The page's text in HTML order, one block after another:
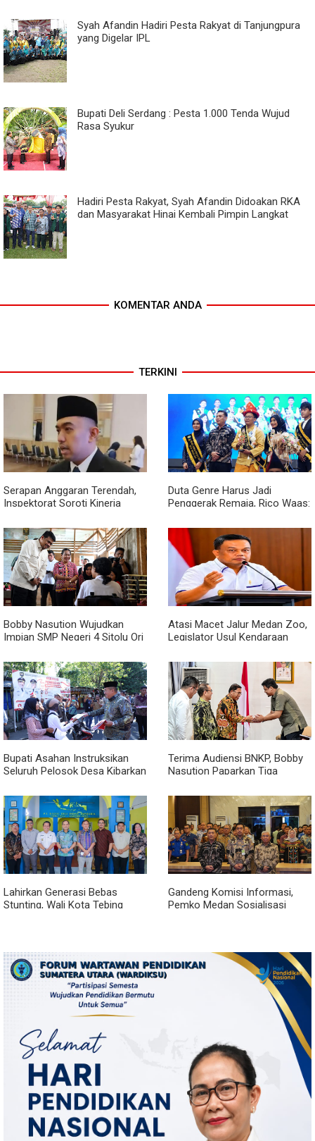
Syah Afandin Hadiri Pesta Rakyat di Tanjungpura
yang Digelar IPL
Bupati Deli Serdang : Pesta 1.000 Tenda Wujud
Rasa Syukur
Hadiri Pesta Rakyat, Syah Afandin Didoakan RKA
dan Masyarakat Hinai Kembali Pimpin Langkat
KOMENTAR ANDA
TERKINI
Serapan Anggaran Terendah,
Inspektorat Soroti Kinerja
Duta Genre Harus Jadi
Penggerak Remaja, Rico Waas:
Acara
Bobby Nasution Wujudkan
Impian SMP Negeri 4 Sitolu Ori
Atasi Macet Jalur Medan Zoo,
Legislator Usul Kendaraan
Royal Sumatera
Bupati Asahan Instruksikan
Seluruh Pelosok Desa Kibarkan
Terima Audiensi BNKP, Bobby
Nasution Paparkan Tiga
Kepulauan Nias
Lahirkan Generasi Bebas
Stunting, Wali Kota Tebing
Gandeng Komisi Informasi,
Pemko Medan Sosialisasi